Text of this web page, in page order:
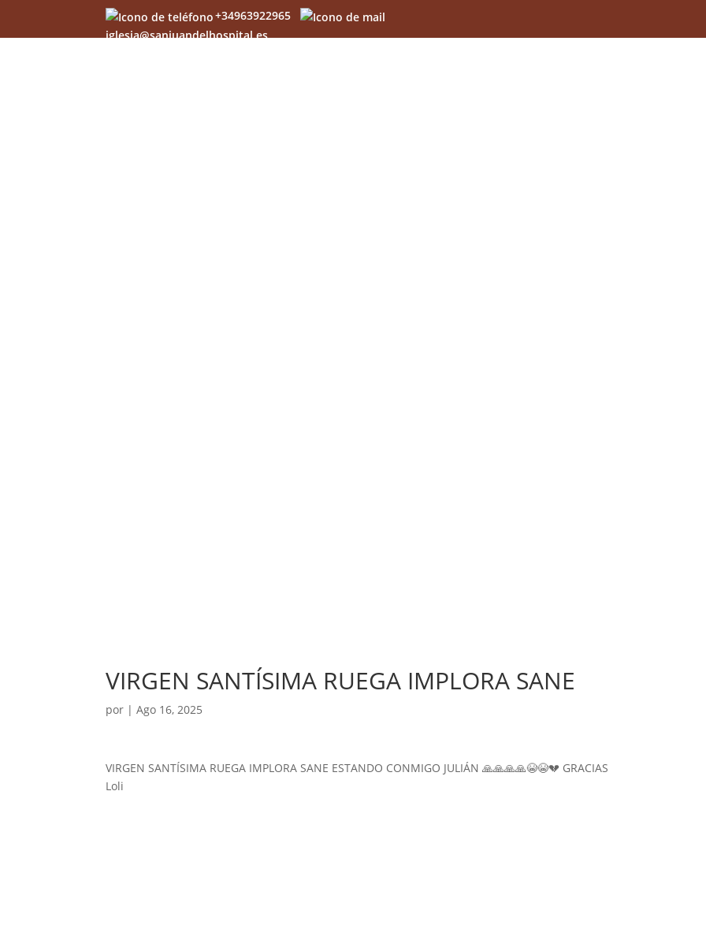
+34963922965
iglesia@sanjuandelhospital.es
VIRGEN SANTÍSIMA RUEGA IMPLORA SANE
por |Ago 16, 2025
VIRGEN SANTÍSIMA RUEGA IMPLORA SANE ESTANDO CONMIGO JULIÁN 🙏🙏🙏🙏😭😭💔 GRACIAS
Loli